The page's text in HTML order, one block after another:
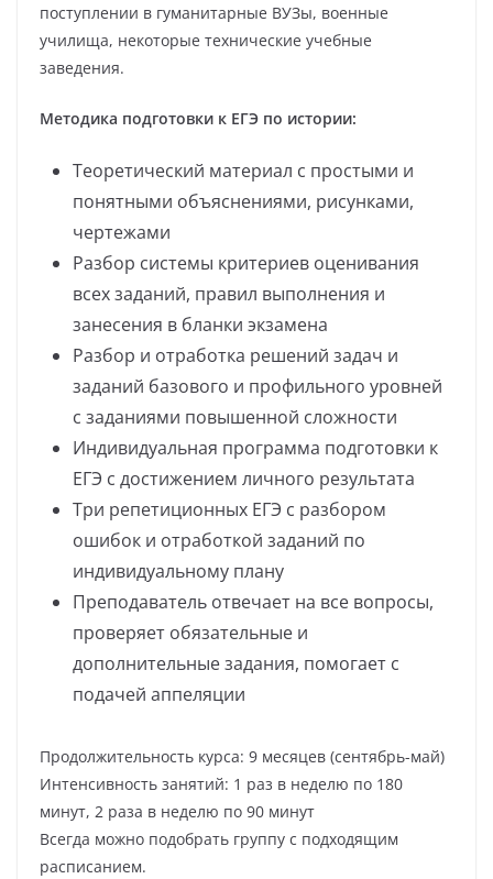
поступлении в гуманитарные ВУЗы, военные
училища, некоторые технические учебные
заведения.
Методика подготовки к ЕГЭ по истории:
Теоретический материал с простыми и
понятными объяснениями, рисунками,
чертежами
Разбор системы критериев оценивания
всех заданий, правил выполнения и
занесения в бланки экзамена
Разбор и отработка решений задач и
заданий базового и профильного уровней
с заданиями повышенной сложности
Индивидуальная программа подготовки к
ЕГЭ с достижением личного результата
Три репетиционных ЕГЭ с разбором
ошибок и отработкой заданий по
индивидуальному плану
Преподаватель отвечает на все вопросы,
проверяет обязательные и
дополнительные задания, помогает с
подачей аппеляции
Продолжительность курса: 9 месяцев (сентябрь-май)
Интенсивность занятий: 1 раз в неделю по 180
минут, 2 раза в неделю по 90 минут
Всегда можно подобрать группу с подходящим
расписанием.